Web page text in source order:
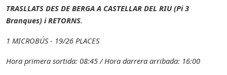
TRASLLATS DES DE BERGA A CASTELLAR DEL RIU (Pi 3
Branques) i RETORNS.
1 MICROBÚS - 19/26 PLACES
Hora primera sortida: 08:45 / Hora darrera arribada: 16:00